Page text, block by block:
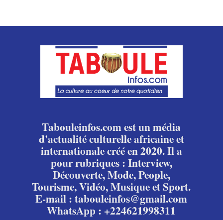
Tabouleinfos.com est un média
d'actualité culturelle africaine et
internationale créé en 2020. Il a
pour rubriques : Interview,
Découverte, Mode, People,
Tourisme, Vidéo, Musique et Sport.
E-mail : tabouleinfos@gmail.com
WhatsApp : +224621998311